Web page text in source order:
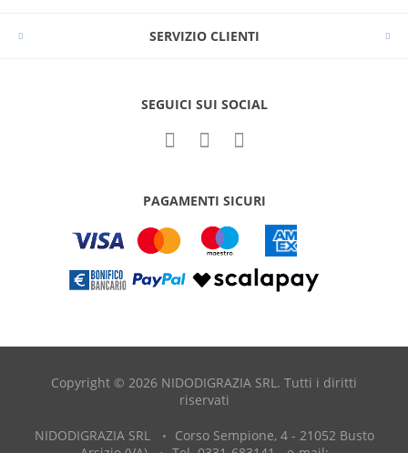
SERVIZIO CLIENTI
SEGUICI SUI SOCIAL
PAGAMENTI SICURI
Copyright © 2026 NIDODIGRAZIA SRL. Tutti i diritti
riservati
NIDODIGRAZIA SRL
Corso Sempione, 4 - 21052 Busto